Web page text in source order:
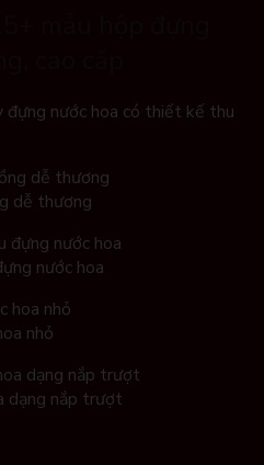
nước hoa có thiết kế thu
dễ thương
nước hoa
nhỏ
dạng nắp trượt